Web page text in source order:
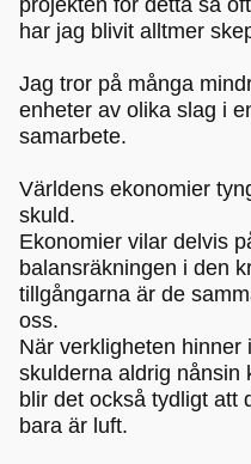
har jag blivit alltmer
Jag tror på många
enheter av olika slag i
samarbete.
Världens ekonomier
skuld.
Ekonomier vilar delvis
balansräkningen i den
tillgångarna är de
oss.
När verkligheten
skulderna aldrig nånsin
blir det också tydligt att
bara är luft.